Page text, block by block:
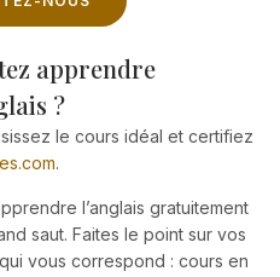
apprendre
?
le cours idéal et certifiez
.
l’anglais gratuitement
saut. Faites le point sur vos
vous correspond : cours en